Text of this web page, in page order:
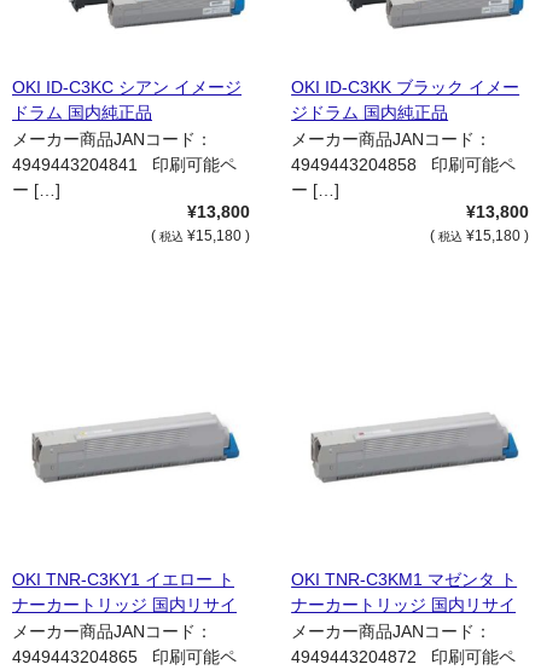
OKI ID-C3KC シアン イメージ
ドラム 国内純正品
メーカー商品JANコード：
4949443204841 印刷可能ペ
ー […]
¥13,800
( 税込 ¥15,180 )
OKI ID-C3KK ブラック イメー
ジドラム 国内純正品
メーカー商品JANコード：
4949443204858 印刷可能ペ
ー […]
¥13,800
( 税込 ¥15,180 )
OKI TNR-C3KY1 イエロー ト
ナーカートリッジ 国内リサイ
クル品
メーカー商品JANコード：
4949443204865 印刷可能ペ
OKI TNR-C3KM1 マゼンタ ト
ナーカートリッジ 国内リサイ
クル品
メーカー商品JANコード：
4949443204872 印刷可能ペ